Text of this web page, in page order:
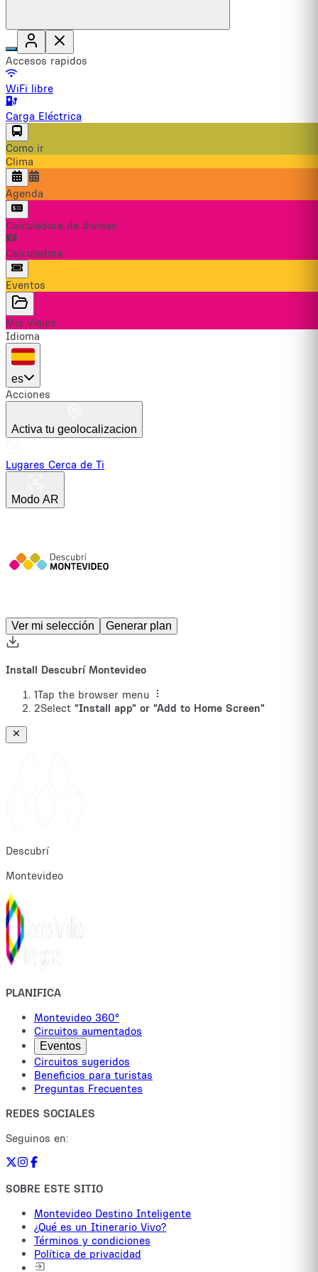
Accesos rapidos
WiFi libre
Carga Eléctrica
Como ir
Clima
Agenda
Calculadora de divisas
Calculadora
Eventos
Mis Viajes
Idioma
es
Acciones
Activa tu geolocalizacion
Lugares Cerca de Ti
Modo AR
Ver mi selección Generar plan
Install Descubrí Montevideo
1Tap the browser menu
2Select "Install app" or "Add to Home Screen"
Descubrí
Montevideo
PLANIFICA
Montevideo 360°
Circuitos aumentados
Eventos
Circuitos sugeridos
Beneficios para turistas
Preguntas Frecuentes
REDES SOCIALES
Seguinos en:
SOBRE ESTE SITIO
Montevideo Destino Inteligente
¿Qué es un Itinerario Vivo?
Términos y condiciones
Política de privacidad